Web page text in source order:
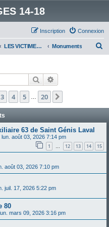
14-18
Connexion
Inscription
LES VICTIMES DE LA GRANDE GUERRE Monuments
e
Rechercher
20
3 4 5 20
63 de Saint Génis Laval
lun. août 03, 2026 7:14 pm
1 … 12 13 14 15
août 03, 2026 7:10 pm
juil. 17, 2026 5:22 pm
80
mars 09, 2026 3:16 pm